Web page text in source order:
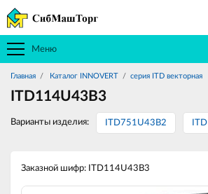
Меню
Главная Каталог INNOVERT серия ITD векторная
ITD114U43B3
Варианты изделия: ITD751U43B2
Заказной шифр: ITD114U43B3